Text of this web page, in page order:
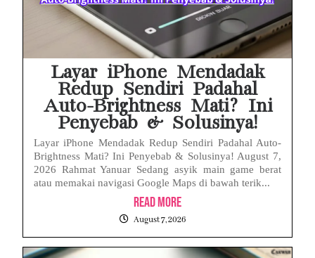
Layar iPhone Mendadak
Redup Sendiri Padahal
Auto-Brightness Mati? Ini
Penyebab & Solusinya!
Layar iPhone Mendadak Redup Sendiri Padahal Auto-
Brightness Mati? Ini Penyebab & Solusinya! August 7,
2026 Rahmat Yanuar Sedang asyik main game berat
atau memakai navigasi Google Maps di bawah terik...
Read More
August 7, 2026